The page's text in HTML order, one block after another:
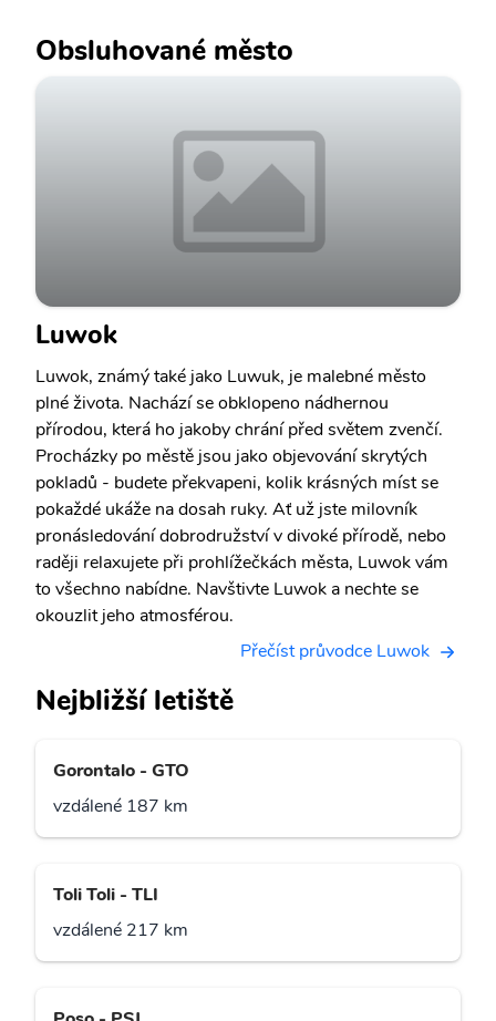
Obsluhované město
Luwok
Luwok, známý také jako Luwuk, je malebné město
plné života. Nachází se obklopeno nádhernou
přírodou, která ho jakoby chrání před světem zvenčí.
Procházky po městě jsou jako objevování skrytých
pokladů - budete překvapeni, kolik krásných míst se
pokaždé ukáže na dosah ruky. Ať už jste milovník
pronásledování dobrodružství v divoké přírodě, nebo
raději relaxujete při prohlížečkách města, Luwok vám
to všechno nabídne. Navštivte Luwok a nechte se
okouzlit jeho atmosférou.
Přečíst průvodce Luwok
Nejbližší letiště
Gorontalo - GTO
vzdálené 187 km
Toli Toli - TLI
vzdálené 217 km